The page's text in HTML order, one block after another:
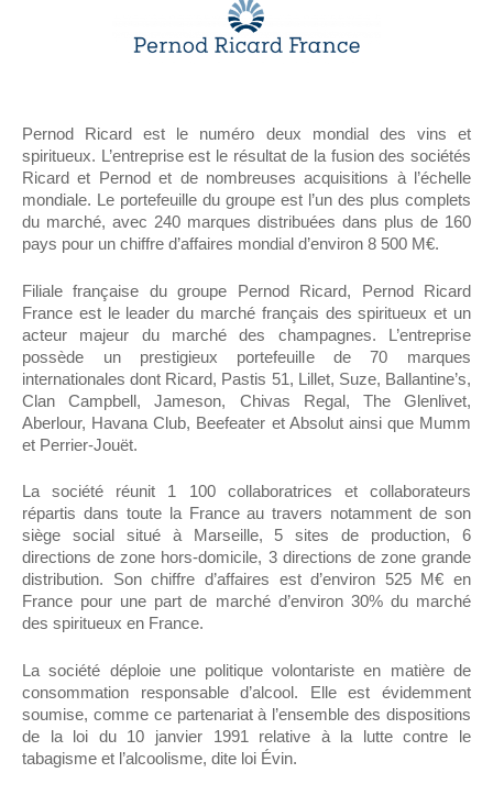
Pernod Ricard est le numéro deux mondial des vins et
spiritueux. L’entreprise est le résultat de la fusion des sociétés
Ricard et Pernod et de nombreuses acquisitions à l’échelle
mondiale. Le portefeuille du groupe est l’un des plus complets
du marché, avec 240 marques distribuées dans plus de 160
pays pour un chiffre d’affaires mondial d’environ 8 500 M€.
Filiale française du groupe Pernod Ricard, Pernod Ricard
France est le leader du marché français des spiritueux et un
acteur majeur du marché des champagnes. L’entreprise
possède un prestigieux portefeuille de 70 marques
internationales dont Ricard, Pastis 51, Lillet, Suze, Ballantine’s,
Clan Campbell, Jameson, Chivas Regal, The Glenlivet,
Aberlour, Havana Club, Beefeater et Absolut ainsi que Mumm
et Perrier-Jouët.
La société réunit 1 100 collaboratrices et collaborateurs
répartis dans toute la France au travers notamment de son
siège social situé à Marseille, 5 sites de production, 6
directions de zone hors-domicile, 3 directions de zone grande
distribution. Son chiffre d’affaires est d’environ 525 M€ en
France pour une part de marché d’environ 30% du marché
des spiritueux en France.
La société déploie une politique volontariste en matière de
consommation responsable d’alcool. Elle est évidemment
soumise, comme ce partenariat à l’ensemble des dispositions
de la loi du 10 janvier 1991 relative à la lutte contre le
tabagisme et l’alcoolisme, dite loi Évin.